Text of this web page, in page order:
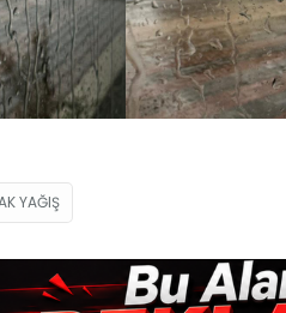
YAĞIŞ